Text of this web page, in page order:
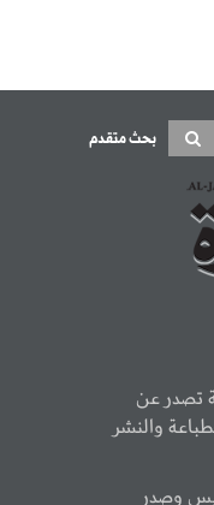
بحث متقدم
تصدر عن
والنشر
وصدر